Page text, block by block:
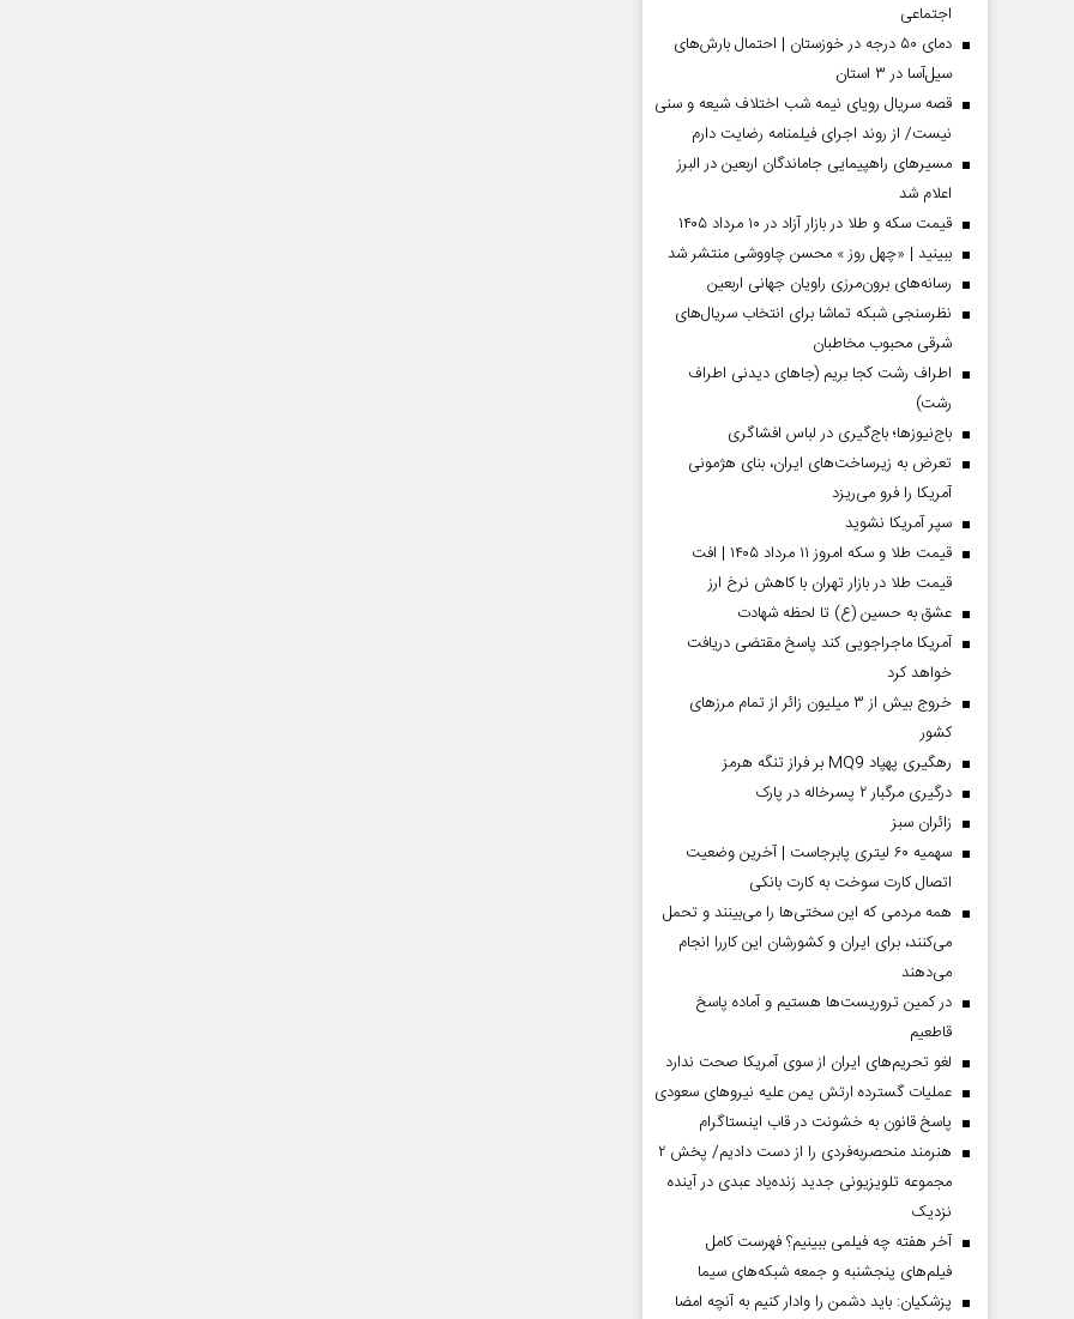
اجتماعی
دمای ۵۰ درجه در خوزستان | احتمال بارش‌های
سیل‌آسا در ۳ استان
قصه سریال رویای نیمه شب اختلاف شیعه و سنی
نیست/ از روند اجرای فیلمنامه رضایت دارم
مسیر‌های راهپیمایی جاماندگان اربعین در البرز
اعلام شد
قیمت سکه و طلا در بازار آزاد در ۱۰ مرداد ۱۴۰۵
ببینید | «چهل روز » محسن چاووشی منتشر شد
رسانه‌های برون‌مرزی راویان جهانی اربعین
نظرسنجی شبکه تماشا برای انتخاب سریال‌های
شرقی محبوب مخاطبان
اطراف رشت کجا بریم (جاهای دیدنی اطراف
رشت)
باج‌نیوزها؛ باج‌گیری در لباس افشاگری
تعرض به زیرساخت‌های ایران، بنای هژمونی
آمریکا را فرو می‌ریزد
سپر آمریکا نشوید
قیمت طلا و سکه امروز ۱۱ مرداد ۱۴۰۵ | افت
قیمت طلا در بازار تهران با کاهش نرخ ارز
عشق به حسین (ع) تا لحظه شهادت
آمریکا ماجراجویی کند پاسخ مقتضی دریافت
خواهد کرد
خروج بیش از ۳ میلیون زائر از تمام مرز‌های
کشور
رهگیری پهپاد MQ9 بر فراز تنگه هرمز
درگیری مرگبار ۲ پسرخاله در پارک
‌زائران سبز
سهمیه ۶۰ لیتری پابرجاست | آخرین وضعیت
اتصال کارت سوخت به کارت بانکی
همه مردمی که این سختی‌ها را می‌بینند و تحمل
می‌کنند، برای ایران و کشورشان این کاررا انجام
می‌دهند
در کمین تروریست‌ها هستیم و آماده پاسخ
قاطعیم
لغو تحریم‌های ایران از سوی آمریکا صحت ندارد
عملیات گسترده ارتش یمن علیه نیروهای سعودی
پاسخ قانون به خشونت در قاب اینستاگرام
هنرمند منحصر‌به‌فردی را از دست دادیم/ پخش ۲
مجموعه تلویزیونی جدید زنده‌یاد عبدی در آینده
نزدیک
آخر هفته چه فیلمی ببینیم؟ فهرست کامل
فیلم‌های پنجشنبه و جمعه شبکه‌های سیما
پزشکیان: باید دشمن را وادار کنیم به آنچه امضا
صفحات نخست‌روزنامه‌ها‌ی‌چهارشنبه‌۷‌مردادماه